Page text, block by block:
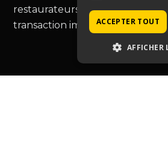
restaurateurs, vous guidant au-
transaction immobilière.ACCEPTER TOUT
AFFICHER